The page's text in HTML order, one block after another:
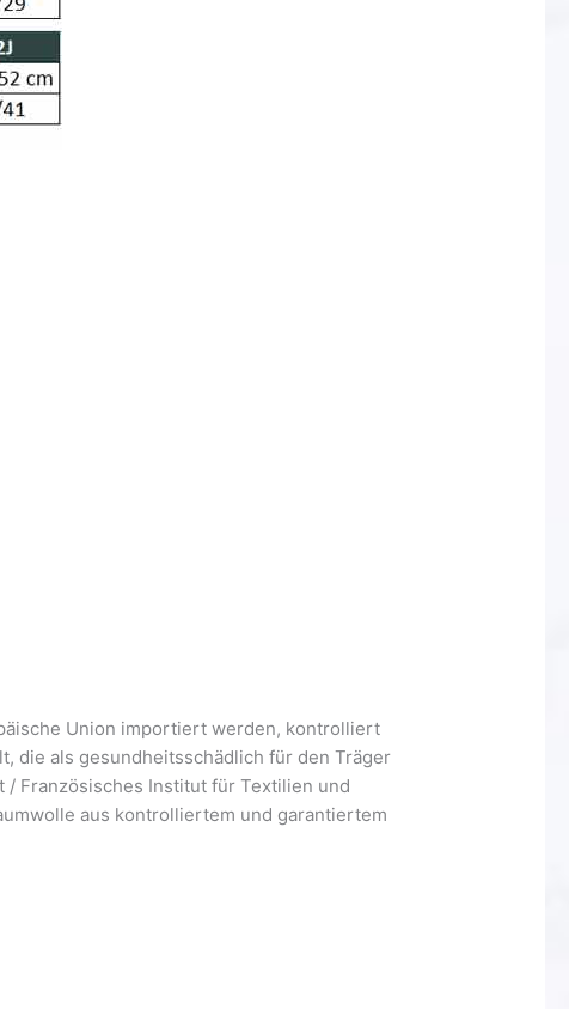
Union importiert werden, kontrolliert
die als gesundheitsschädlich für den Träger
/ Französisches Institut für Textilien und
aus kontrolliertem und garantiertem